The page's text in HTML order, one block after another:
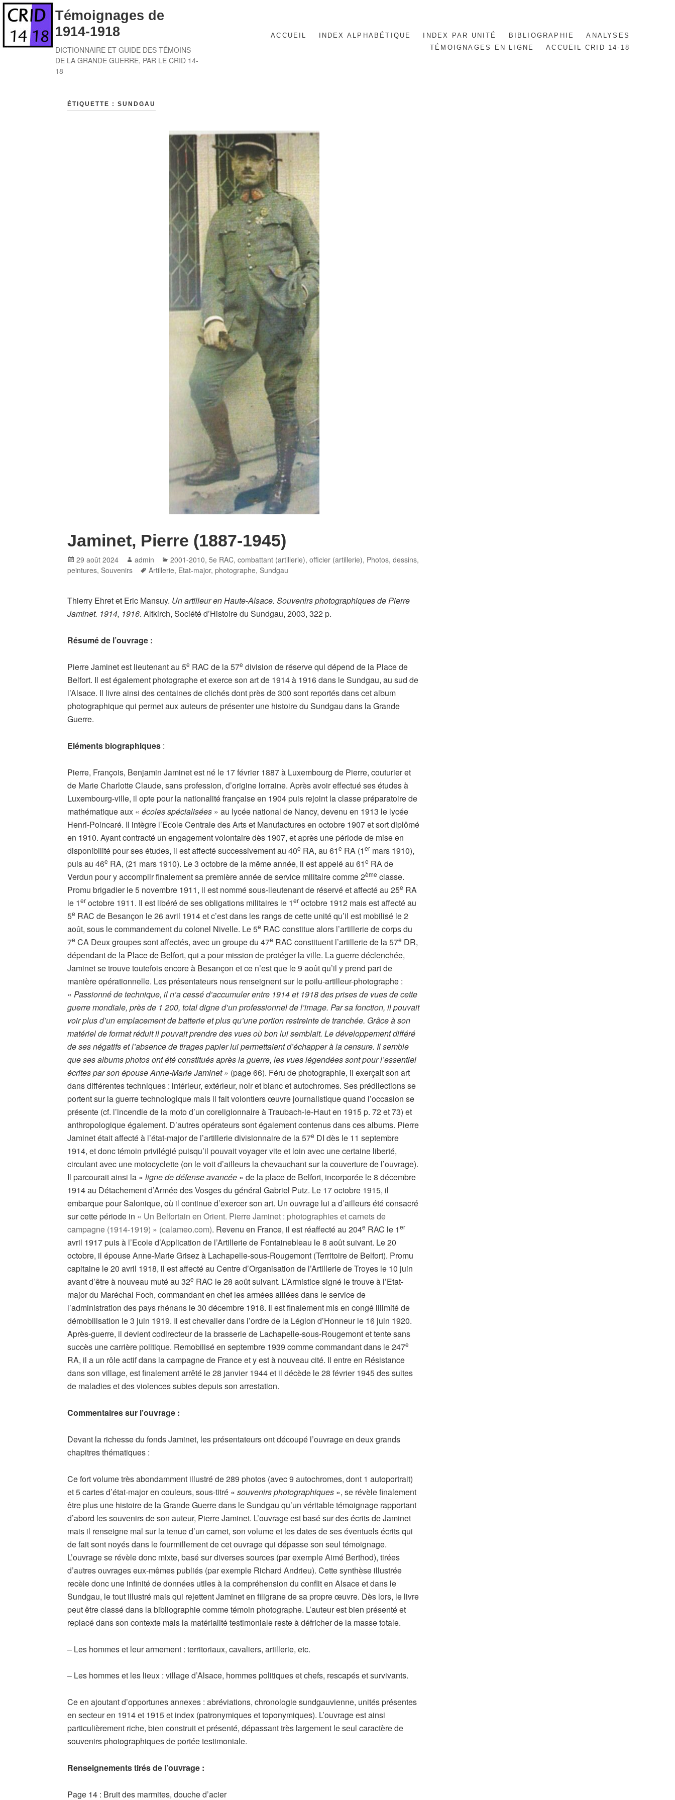
Skip
content
Témoignages de
1914-1918
DICTIONNAIRE ET GUIDE DES TÉMOINS
DE LA GRANDE GUERRE, PAR LE CRID 14-
18
ACCUEIL INDEX ALPHABÉTIQUE INDEX PAR UNITÉ BIBLIOGRAPHIE
ANALYSES
TÉMOIGNAGES EN LIGNE
ACCUEIL CRID 14-18
ÉTIQUETTE :SUNDGAU
Jaminet, Pierre (1887-1945)
Posted
on
29 août 2024 Author
admin Categories
2001-2010,5e RAC,combattant (artillerie),officier (artillerie), Photos, dessins,
peintures,Souvenirs Tags
Artillerie, Etat-major,photographe,Sundgau
Thierry Ehret et Eric Mansuy. Un artilleur en Haute-Alsace. Souvenirs photographiques de Pierre
Jaminet. 1914, 1916. Altkirch, Société d’Histoire du Sundgau, 2003, 322 p.
Résumé de l’ouvrage :
Pierre Jaminet est lieutenant au 5e RAC de la 57e division de réserve qui dépend de la Place de
Belfort. Il est également photographe et exerce son art de 1914 à 1916 dans le Sundgau, au sud de
l’Alsace. Il livre ainsi des centaines de clichés dont près de 300 sont reportés dans cet album
photographique qui permet aux auteurs de présenter une histoire du Sundgau dans la Grande
Guerre.
Eléments biographiques :
Pierre, François, Benjamin Jaminet est né le 17 février 1887 à Luxembourg de Pierre, couturier et
de Marie Charlotte Claude, sans profession, d’origine lorraine. Après avoir effectué ses études à
Luxembourg-ville, il opte pour la nationalité française en 1904 puis rejoint la classe préparatoire de
mathématique aux «écoles spécialisées » au lycée national de Nancy, devenu en 1913 le lycée
Henri-Poincaré. Il intègre l’Ecole Centrale des Arts et Manufactures en octobre 1907 et sort diplômé
en 1910. Ayant contracté un engagement volontaire dès 1907, et après une période de mise en
disponibilité pour ses études, il est affecté successivement au 40e RA, au 61e RA (1er mars 1910),
puis au 46e RA, (21 mars 1910). Le 3 octobre de la même année, il est appelé au 61e RA de
Verdun pour y accomplir finalement sa première année de service militaire comme 2ème classe.
Promu brigadier le 5 novembre 1911, il est nommé sous-lieutenant de réservé et affecté au 25e RA
le 1er octobre 1911. Il est libéré de ses obligations militaires le 1er octobre 1912 mais est affecté au
5e RAC de Besançon le 26 avril 1914 et c’est dans les rangs de cette unité qu’il est mobilisé le 2
août, sous le commandement du colonel Nivelle. Le 5e RAC constitue alors l’artillerie de corps du
7e CA Deux groupes sont affectés, avec un groupe du 47e RAC constituent l’artillerie de la 57e DR,
dépendant de la Place de Belfort, qui a pour mission de protéger la ville. La guerre déclenchée,
Jaminet se trouve toutefois encore à Besançon et ce n’est que le 9 août qu’il y prend part de
manière opérationnelle. Les présentateurs nous renseignent sur le poilu-artilleur-photographe :
«Passionné de technique, il n’a cessé d’accumuler entre 1914 et 1918 des prises de vues de cette
guerre mondiale, près de 1 200, total digne d’un professionnel de l’image. Par sa fonction, il pouvait
voir plus d’un emplacement de batterie et plus qu’une portion restreinte de tranchée. Grâce à son
matériel de format réduit il pouvait prendre des vues où bon lui semblait. Le développement différé
de ses négatifs et l’absence de tirages papier lui permettaient d’échapper à la censure. Il semble
que ses albums photos ont été constitués après la guerre, les vues légendées sont pour l’essentiel
écrites par son épouse Anne-Marie Jaminet » (page 66). Féru de photographie, il exerçait son art
dans différentes techniques : intérieur, extérieur, noir et blanc et autochromes. Ses prédilections se
portent sur la guerre technologique mais il fait volontiers œuvre journalistique quand l’occasion se
présente (cf. l’incendie de la moto d’un coreligionnaire à Traubach-le-Haut en 1915 p. 72 et 73) et
anthropologique également. D’autres opérateurs sont également contenus dans ces albums. Pierre
Jaminet était affecté à l’état-major de l’artillerie divisionnaire de la 57e DI dès le 11 septembre
1914, et donc témoin privilégié puisqu’il pouvait voyager vite et loin avec une certaine liberté,
circulant avec une motocyclette (on le voit d’ailleurs la chevauchant sur la couverture de l’ouvrage).
Il parcourait ainsi la «ligne de défense avancée » de la place de Belfort, incorporée le 8 décembre
1914 au Détachement d’Armée des Vosges du général Gabriel Putz. Le 17 octobre 1915, il
embarque pour Salonique, où il continue d’exercer son art. Un ouvrage lui a d’ailleurs été consacré
sur cette période in « Un Belfortain en Orient. Pierre Jaminet : photographies et carnets de
campagne (1914-1919) » (calameo.com). Revenu en France, il est réaffecté au 204e RAC le 1er
avril 1917 puis à l’Ecole d’Application de l’Artillerie de Fontainebleau le 8 août suivant. Le 20
octobre, il épouse Anne-Marie Grisez à Lachapelle-sous-Rougemont (Territoire de Belfort). Promu
capitaine le 20 avril 1918, il est affecté au Centre d’Organisation de l’Artillerie de Troyes le 10 juin
avant d’être à nouveau muté au 32e RAC le 28 août suivant. L’Armistice signé le trouve à l’Etat-
major du Maréchal Foch, commandant en chef les armées alliées dans le service de
l’administration des pays rhénans le 30 décembre 1918. Il est finalement mis en congé illimité de
démobilisation le 3 juin 1919. Il est chevalier dans l’ordre de la Légion d’Honneur le 16 juin 1920.
Après-guerre, il devient codirecteur de la brasserie de Lachapelle-sous-Rougemont et tente sans
succès une carrière politique. Remobilisé en septembre 1939 comme commandant dans le 247e
RA, il a un rôle actif dans la campagne de France et y est à nouveau cité. Il entre en Résistance
dans son village, est finalement arrêté le 28 janvier 1944 et il décède le 28 février 1945 des suites
de maladies et des violences subies depuis son arrestation.
Commentaires sur l’ouvrage :
Devant la richesse du fonds Jaminet, les présentateurs ont découpé l’ouvrage en deux grands
chapitres thématiques :
Ce fort volume très abondamment illustré de 289 photos (avec 9 autochromes, dont 1 autoportrait)
et 5 cartes d’état-major en couleurs, sous-titré «souvenirs photographiques », se révèle finalement
être plus une histoire de la Grande Guerre dans le Sundgau qu’un véritable témoignage rapportant
d’abord les souvenirs de son auteur, Pierre Jaminet. L’ouvrage est basé sur des écrits de Jaminet
mais il renseigne mal sur la tenue d’un carnet, son volume et les dates de ses éventuels écrits qui
de fait sont noyés dans le fourmillement de cet ouvrage qui dépasse son seul témoignage.
L’ouvrage se révèle donc mixte, basé sur diverses sources (par exemple Aimé Berthod), tirées
d’autres ouvrages eux-mêmes publiés (par exemple Richard Andrieu). Cette synthèse illustrée
recèle donc une infinité de données utiles à la compréhension du conflit en Alsace et dans le
Sundgau, le tout illustré mais qui rejettent Jaminet en filigrane de sa propre œuvre. Dès lors, le livre
peut être classé dans la bibliographie comme témoin photographe. L’auteur est bien présenté et
replacé dans son contexte mais la matérialité testimoniale reste à défricher de la masse totale.
– Les hommes et leur armement : territoriaux, cavaliers, artillerie, etc.
– Les hommes et les lieux : village d’Alsace, hommes politiques et chefs, rescapés et survivants.
Ce en ajoutant d’opportunes annexes : abréviations, chronologie sundgauvienne, unités présentes
en secteur en 1914 et 1915 et index (patronymiques et toponymiques). L’ouvrage est ainsi
particulièrement riche, bien construit et présenté, dépassant très largement le seul caractère de
souvenirs photographiques de portée testimoniale.
Renseignements tirés de l’ouvrage :
Page 14 : Bruit des marmites, douche d’acier